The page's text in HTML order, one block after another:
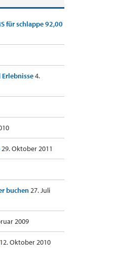
für schlappe 92,00
4.
29. Oktober 2011
buchen27. Juli
2009
12. Oktober 2010